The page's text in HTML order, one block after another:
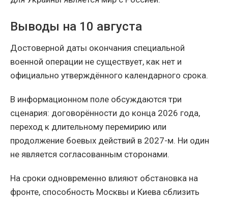
Выводы на 10 августа
Достоверной даты окончания специальной
военной операции не существует, как нет и
официально утверждённого календарного срока.
В информационном поле обсуждаются три
сценария: договорённости до конца 2026 года,
переход к длительному перемирию или
продолжение боевых действий в 2027-м. Ни один
не является согласованным сторонами.
На сроки одновременно влияют обстановка на
фронте, способность Москвы и Киева сблизить